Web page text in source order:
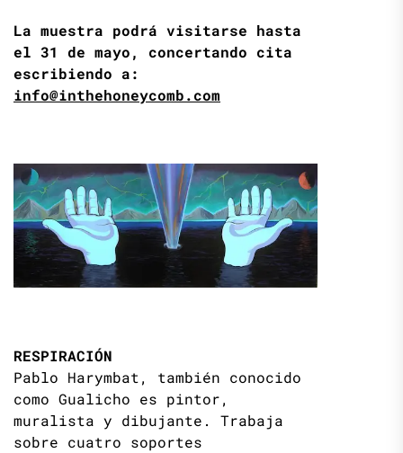
La muestra podrá visitarse hasta
el 31 de mayo, concertando cita
escribiendo a:
info@inthehoneycomb.com
RESPIRACIÓN
Pablo Harymbat, también conocido
como Gualicho es pintor,
muralista y dibujante. Trabaja
sobre cuatro soportes